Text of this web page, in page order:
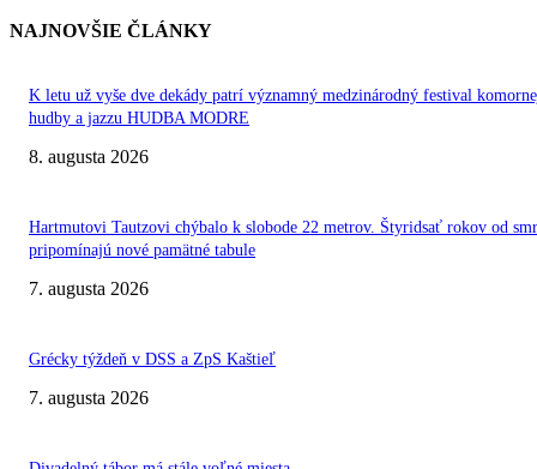
NAJNOVŠIE ČLÁNKY
K letu už vyše dve dekády patrí významný medzinárodný festival
hudby a jazzu HUDBA MODRE
8. augusta 2026
Hartmutovi Tautzovi chýbalo k slobode 22 metrov. Štyridsať rokov od
pripomínajú nové pamätné tabule
7. augusta 2026
Grécky týždeň v DSS a ZpS Kaštieľ
7. augusta 2026